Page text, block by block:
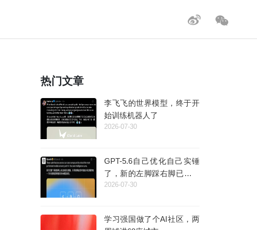
热门文章
李飞飞的世界模型，终于开
始训练机器人了
2026-07-30
GPT-5.6自己优化自己实锤
了，新的左脚踩右脚已经出
现
2026-07-30
学习强国做了个AI社区，两